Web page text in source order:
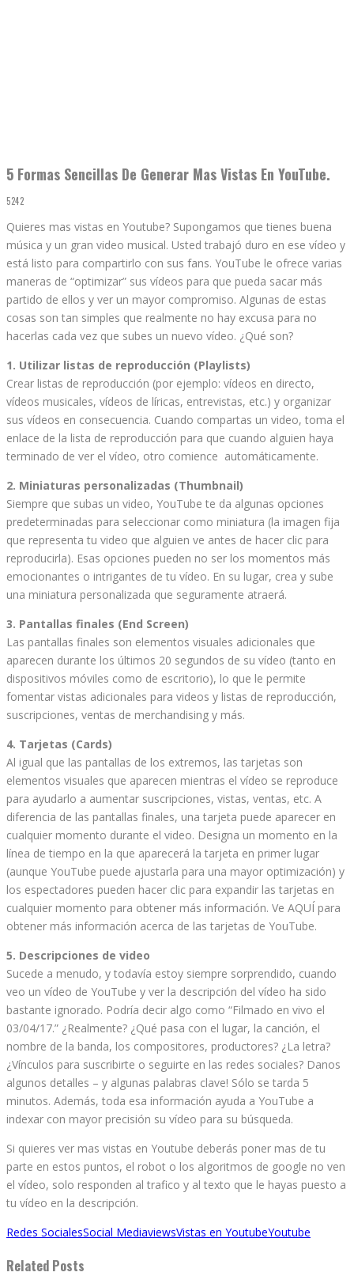
5 Formas Sencillas De Generar Mas Vistas En YouTube.
5242
Quieres mas vistas en Youtube? Supongamos que tienes buena
música y un gran video musical. Usted trabajó duro en ese vídeo y
está listo para compartirlo con sus fans. YouTube le ofrece varias
maneras de “optimizar” sus vídeos para que pueda sacar más
partido de ellos y ver un mayor compromiso. Algunas de estas
cosas son tan simples que realmente no hay excusa para no
hacerlas cada vez que subes un nuevo vídeo. ¿Qué son?
1. Utilizar listas de reproducción (Playlists)
Crear listas de reproducción (por ejemplo: vídeos en directo,
vídeos musicales, vídeos de líricas, entrevistas, etc.) y organizar
sus vídeos en consecuencia. Cuando compartas un video, toma el
enlace de la lista de reproducción para que cuando alguien haya
terminado de ver el vídeo, otro comience automáticamente.
2. Miniaturas personalizadas (Thumbnail)
Siempre que subas un video, YouTube te da algunas opciones
predeterminadas para seleccionar como miniatura (la imagen fija
que representa tu video que alguien ve antes de hacer clic para
reproducirla). Esas opciones pueden no ser los momentos más
emocionantes o intrigantes de tu vídeo. En su lugar, crea y sube
una miniatura personalizada que seguramente atraerá.
3. Pantallas finales (End Screen)
Las pantallas finales son elementos visuales adicionales que
aparecen durante los últimos 20 segundos de su vídeo (tanto en
dispositivos móviles como de escritorio), lo que le permite
fomentar vistas adicionales para videos y listas de reproducción,
suscripciones, ventas de merchandising y más.
4. Tarjetas (Cards)
Al igual que las pantallas de los extremos, las tarjetas son
elementos visuales que aparecen mientras el vídeo se reproduce
para ayudarlo a aumentar suscripciones, vistas, ventas, etc. A
diferencia de las pantallas finales, una tarjeta puede aparecer en
cualquier momento durante el video. Designa un momento en la
línea de tiempo en la que aparecerá la tarjeta en primer lugar
(aunque YouTube puede ajustarla para una mayor optimización) y
los espectadores pueden hacer clic para expandir las tarjetas en
cualquier momento para obtener más información. Ve AQUÍ para
obtener más información acerca de las tarjetas de YouTube.
5. Descripciones de video
Sucede a menudo, y todavía estoy siempre sorprendido, cuando
veo un vídeo de YouTube y ver la descripción del vídeo ha sido
bastante ignorado. Podría decir algo como “Filmado en vivo el
03/04/17.” ¿Realmente? ¿Qué pasa con el lugar, la canción, el
nombre de la banda, los compositores, productores? ¿La letra?
¿Vínculos para suscribirte o seguirte en las redes sociales? Danos
algunos detalles – y algunas palabras clave! Sólo se tarda 5
minutos. Además, toda esa información ayuda a YouTube a
indexar con mayor precisión su vídeo para su búsqueda.
Si quieres ver mas vistas en Youtube deberás poner mas de tu
parte en estos puntos, el robot o los algoritmos de google no ven
el vídeo, solo responden al trafico y al texto que le hayas puesto a
tu vídeo en la descripción.
Redes SocialesSocial MediaviewsVistas en YoutubeYoutube
Related Posts